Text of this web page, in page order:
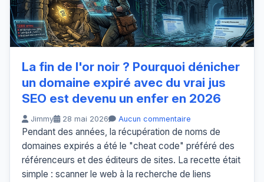
La fin de l'or noir ? Pourquoi dénicher
un domaine expiré avec du vrai jus
SEO est devenu un enfer en 2026
Jimmy 28 mai 2026 Aucun commentaire
Pendant des années, la récupération de noms de
domaines expirés a été le "cheat code" préféré des
référenceurs et des éditeurs de sites. La recette était
simple : scanner le web à la recherche de liens